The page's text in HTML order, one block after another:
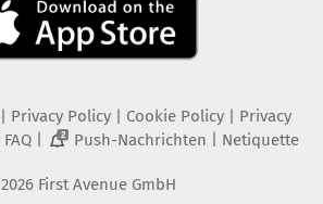
| Privacy Policy| Cookie Policy| Privacy
FAQ| 2 Push-Nachrichten | Netiquette
2026 First Avenue GmbH